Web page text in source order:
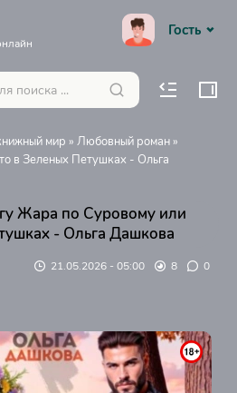
Гость
мир » Любовный роман »
в Зеленых Петушках - Ольга
Жара по Суровому или
- Ольга Дашкова
21.05.2026 - 05:00 8 0